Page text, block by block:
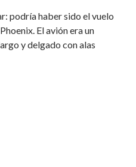
podría haber sido el vuelo
El avión era un
y delgado con alas